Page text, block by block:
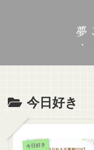
夢
今日好き
今日好き